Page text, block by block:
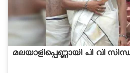
മലയാളിപ്പെണ്ണായി പി വി